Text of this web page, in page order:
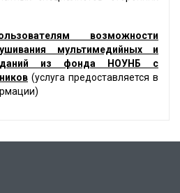
возможности
мультимедийных и
из фонда НОУНБ с
(услуга предоставляется в